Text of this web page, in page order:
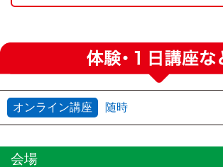
オンライン講座 随時
会場